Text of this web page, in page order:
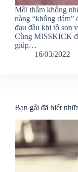
Môi thâm không
nàng “không dám”
đau đầu khi tô son
Cùng MISSKICK
giúp…
16/03/2022
Bạn gái đã biết